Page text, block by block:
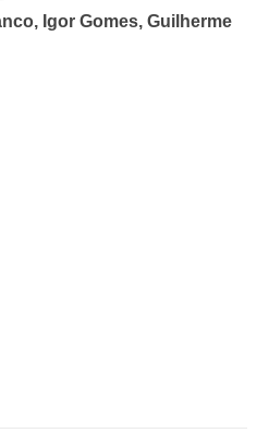
Igor Gomes, Guilherme